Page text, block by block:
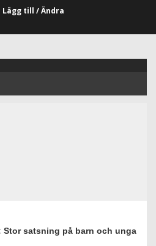
Lägg till / Ändra
Stor satsning på barn och unga